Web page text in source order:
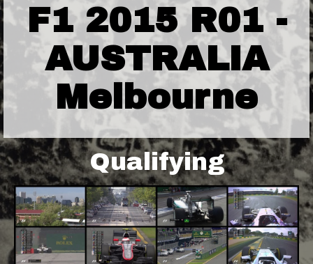
F1 2015 R01 -
AUSTRALIA
Melbourne
Qualifying